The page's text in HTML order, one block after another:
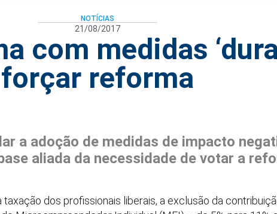
NOTÍCIAS
21/08/2017
com medidas
forçar reforma
a adoção de medidas de impacto
aliada da necessidade de votar a
dos profissionais liberais, a exclusão da